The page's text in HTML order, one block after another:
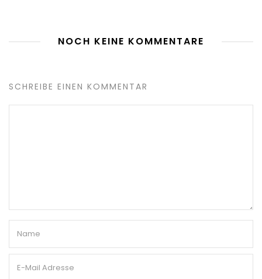
NOCH KEINE KOMMENTARE
SCHREIBE EINEN KOMMENTAR